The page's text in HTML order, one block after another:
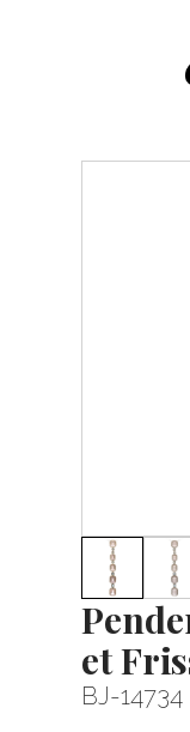
et
BJ-14734